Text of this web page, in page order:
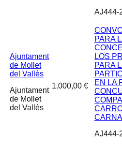
AJ444-
Ajuntament
de Mollet
del Vallès
Ajuntament
de Mollet
del Vallès
1.000,00 €
PARA
LOS
PARA
EN LA
AJ444-